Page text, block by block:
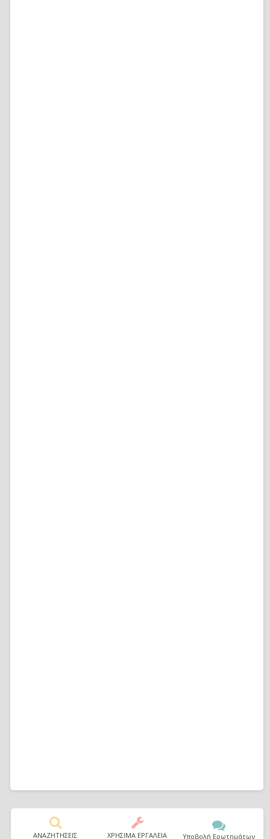
ΑΝΑΖΗΤΗΣΕΙΣ ΧΡΗΣΙΜΑ ΕΡΓΑΛΕΙΑ Υποβολή Ερωτημάτων